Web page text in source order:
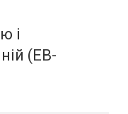
і
(EB-